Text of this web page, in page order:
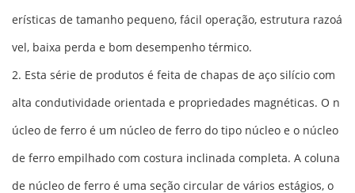
erísticas de tamanho pequeno, fácil operação, estrutura razoá
vel, baixa perda e bom desempenho térmico.
2. Esta série de produtos é feita de chapas de aço silício com
alta condutividade orientada e propriedades magnéticas. O n
úcleo de ferro é um núcleo de ferro do tipo núcleo e o núcleo
de ferro empilhado com costura inclinada completa. A coluna
de núcleo de ferro é uma seção circular de vários estágios, o